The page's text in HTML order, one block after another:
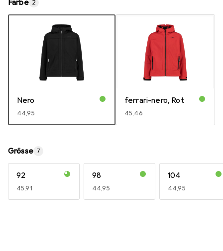
Farbe 2
Nero
EUR
44,95
ferrari-nero, Rot
EUR
45,46
Grösse 7
92
EUR
45,91
98
EUR
44,95
104
EUR
44,95